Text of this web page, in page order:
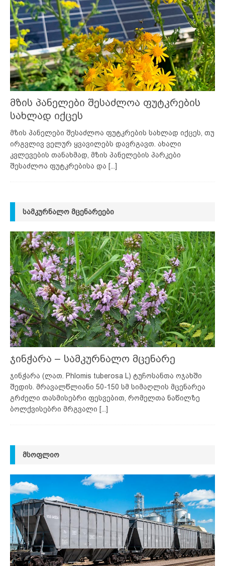
მზის პანელები შესაძლოა ფუტკრების
სახლად იქცეს
მზის პანელები შესაძლოა ფუტკრების სახლად იქცეს, თუ
ირგვლივ ველურ ყვავილებს დავრგავთ. ახალი
კვლევების თანახმად, მზის პანელების პარკები
შესაძლოა ფუტკრებისა და [...]
ᲡᲐᲛᲙᲣᲠᲜᲐᲚᲝ ᲛᲪᲔᲜᲐᲠᲔᲔᲑᲘ
ჯინჭარა – სამკურნალო მცენარე
ჯინჭარა (ლათ. Phlomis tuberosa L) ტუჩოსანთა ოჯახში
შედის. მრავალწლიანი 50-150 სმ სიმაღლის მცენარეა
გრძელი თასმისებრი ფესვებით, რომელთა ნაწილზე
ბოლქვისებრი მრგვალი [...]
ᲛᲡᲝᲤᲚᲘᲝ